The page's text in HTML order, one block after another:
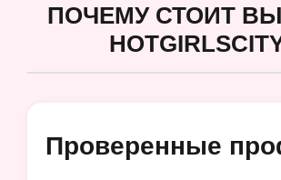
ПОЧЕМУ СТОИТ
Проверенные